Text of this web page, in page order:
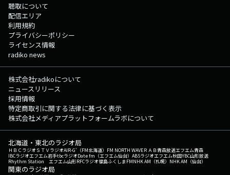
聴取について
配信エリア
利用規約
プライバシーポリシー
ライセンス情報
radiko news
株式会社radikoについて
ニュースリリース
採用情報
特定商取引に関する法律に基づく表示
株式会社メディアプラットフォームラボについて
北海道・東北のラジオ局
ＨＢＣラジオＳＴＶラジオAIR-G'（FM北海道） FM NORTH WAVEＲＡＢ青森放送エフエム青森
IBCラジオエフエム岩手tbcラジオDate fm（エフエム仙台） ABSラジオエフエム秋田YBC山形放送
Rhythm Station エフエム山形RFCラジオ福島ふくしまFMNHK AM（札幌） NHK AM（仙台）
関東のラジオ局